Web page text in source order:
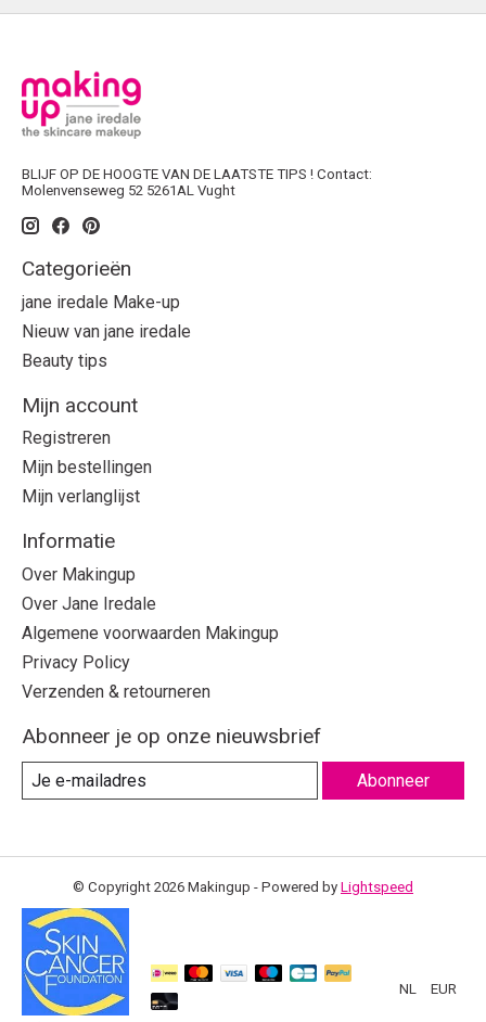
BLIJF OP DE HOOGTE VAN DE LAATSTE TIPS ! Contact:
Molenvenseweg 52 5261AL Vught
Categorieën
jane iredale Make-up
Nieuw van jane iredale
Beauty tips
Mijn account
Registreren
Mijn bestellingen
Mijn verlanglijst
Informatie
Over Makingup
Over Jane Iredale
Algemene voorwaarden Makingup
Privacy Policy
Verzenden & retourneren
Abonneer je op onze nieuwsbrief
Abonneer
© Copyright 2026 Makingup - Powered by Lightspeed
NL EUR